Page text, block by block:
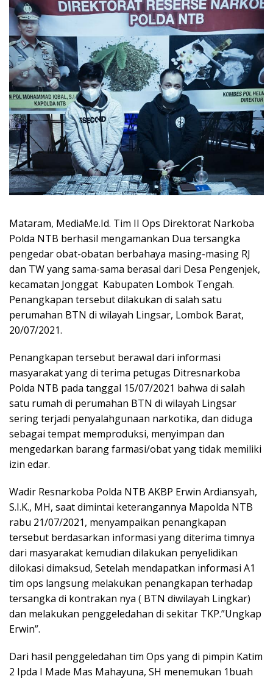
Mataram, MediaMe.Id. Tim II Ops Direktorat Narkoba
Polda NTB berhasil mengamankan Dua tersangka
pengedar obat-obatan berbahaya masing-masing RJ
dan TW yang sama-sama berasal dari Desa Pengenjek,
kecamatan Jonggat Kabupaten Lombok Tengah.
Penangkapan tersebut dilakukan di salah satu
perumahan BTN di wilayah Lingsar, Lombok Barat,
20/07/2021.
Penangkapan tersebut berawal dari informasi
masyarakat yang di terima petugas Ditresnarkoba
Polda NTB pada tanggal 15/07/2021 bahwa di salah
satu rumah di perumahan BTN di wilayah Lingsar
sering terjadi penyalahgunaan narkotika, dan diduga
sebagai tempat memproduksi, menyimpan dan
mengedarkan barang farmasi/obat yang tidak memiliki
izin edar.
Wadir Resnarkoba Polda NTB AKBP Erwin Ardiansyah,
S.I.K., MH, saat dimintai keterangannya Mapolda NTB
rabu 21/07/2021, menyampaikan penangkapan
tersebut berdasarkan informasi yang diterima timnya
dari masyarakat kemudian dilakukan penyelidikan
dilokasi dimaksud, Setelah mendapatkan informasi A1
tim ops langsung melakukan penangkapan terhadap
tersangka di kontrakan nya ( BTN diwilayah Lingkar)
dan melakukan penggeledahan di sekitar TKP.”Ungkap
Erwin”.
Dari hasil penggeledahan tim Ops yang di pimpin Katim
2 Ipda I Made Mas Mahayuna, SH menemukan 1buah